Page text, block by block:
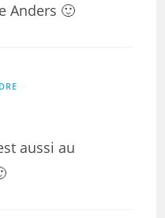
Anders 🙂
aussi au